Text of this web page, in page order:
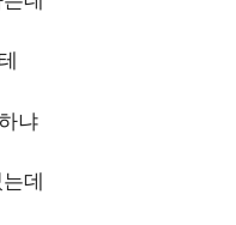
냐
데